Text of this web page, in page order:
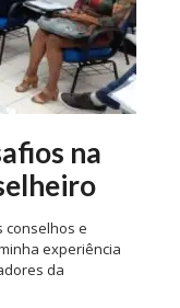
na
conselhos e
experiência
da